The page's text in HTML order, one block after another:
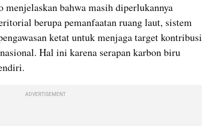
bahwa masih diperlukannya
berupa pemanfaatan ruang laut, sistem
ketat untuk menjaga target kontribusi
Hal ini karena serapan karbon biru
ADVERTISEMENT